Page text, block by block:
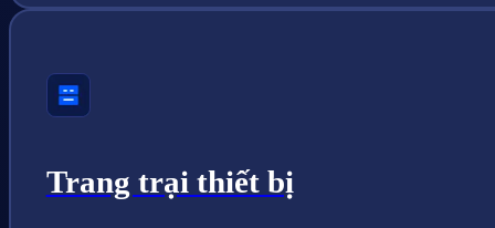
Trang trại thiết bị